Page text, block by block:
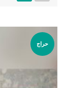
حراج